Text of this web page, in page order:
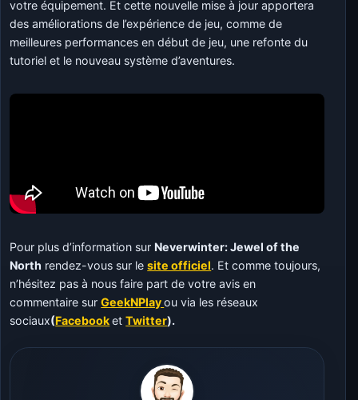
votre équipement. Et cette nouvelle mise à jour apportera
des améliorations de l’expérience de jeu, comme de
meilleures performances en début de jeu, une refonte du
tutoriel et le nouveau système d’aventures.
Pour plus d’information sur Neverwinter: Jewel of the
North rendez-vous sur lesite officiel. Et comme toujours,
n’hésitez pas à nous faire part de votre avis en
commentaire surGeekNPlayou via les réseaux
sociaux(FacebooketTwitter).